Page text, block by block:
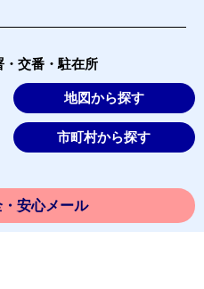
・交番・駐在所
地図から探す
市町村から探す
安心メール